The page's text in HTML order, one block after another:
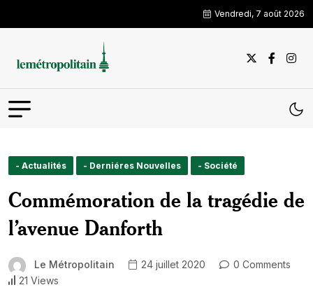
Vendredi, 7 août 2026
- Actualités - Derniéres Nouvelles - Société
Commémoration de la tragédie de
l’avenue Danforth
Le Métropolitain 24 juillet 2020
0 Comments
21 Views